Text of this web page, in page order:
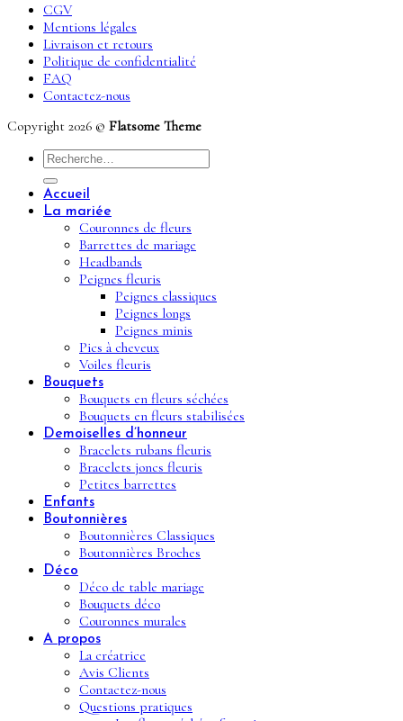
CGV
Mentions légales
Livraison et retours
Politique de confidentialité
FAQ
Contactez-nous
Copyright 2026 © Flatsome Theme
Recherche
pour :
Accueil
La mariée
Couronnes de fleurs
Barrettes de mariage
Headbands
Peignes fleuris
Peignes classiques
Peignes longs
Peignes minis
Pics à cheveux
Voiles fleuris
Bouquets
Bouquets en fleurs séchées
Bouquets en fleurs stabilisées
Demoiselles d’honneur
Bracelets rubans fleuris
Bracelets joncs fleuris
Petites barrettes
Enfants
Boutonnières
Boutonnières Classiques
Boutonnières Broches
Déco
Déco de table mariage
Bouquets déco
Couronnes murales
A propos
La créatrice
Avis Clients
Contactez-nous
Questions pratiques